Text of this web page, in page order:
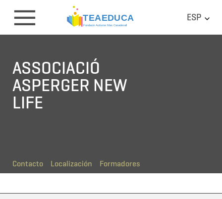
ESP
ASSOCIACIÓ
ASPERGER NEW
LIFE
Contacto Localización Formadores